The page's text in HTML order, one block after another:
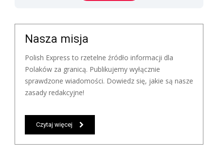
Nasza misja
Polish Express to rzetelne źródło informacji dla
Polaków za granicą. Publikujemy wyłącznie
sprawdzone wiadomości. Dowiedz się, jakie są nasze
zasady redakcyjne!
Czytaj więcej